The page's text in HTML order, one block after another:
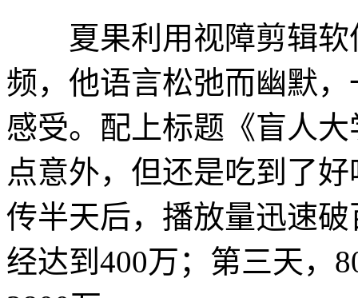
夏果利用视障剪辑软
频，他语言松弛而幽默
感受。配上标题《盲人
点意外，但还是吃到了
传半天后，播放量迅速
经达到400万；第三天，